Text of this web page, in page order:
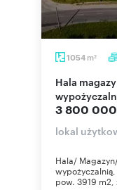
1054 m2
Hala magazynowa z myjnią i
3 800 000
lokal
Hala/
pow. 3919 m2,